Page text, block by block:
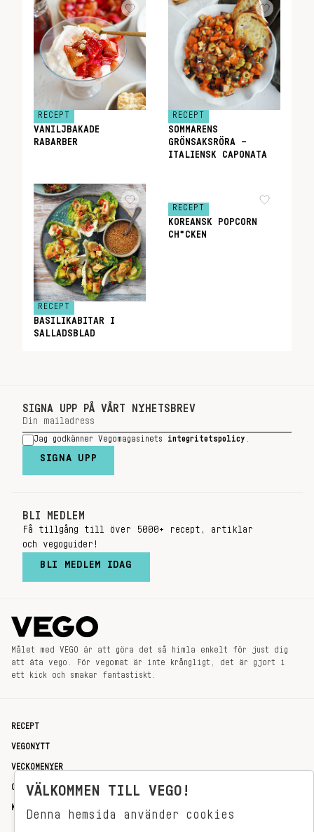
RECEPT
VANILJBAKADE
RABARBER
RECEPT
SOMMARENS
GRÖNSAKSRÖRA –
ITALIENSK CAPONATA
RECEPT
BASILIKABITAR I
SALLADSBLAD
RECEPT
KOREANSK POPCORN
CH*CKEN
SIGNA UPP PÅ VÅRT NYHETSBREV
Jag godkänner Vegomagasinets integritetspolicy
SIGNA UPP
BLI MEDLEM
Få tillgång till över 5000+ recept, artiklar
och vegoguider!
BLI MEDLEM IDAG
Målet med VEGO är att göra det så himla enkelt för just dig
att äta vego. För vegomat är inte krångligt, det är gjort i
ett kick och smakar fantastiskt.
RECEPT
VEGONYTT
VECKOMENYER
OM OSS
KONTAKT
VÄLKOMMEN TILL VEGO!
Denna hemsida använder cookies